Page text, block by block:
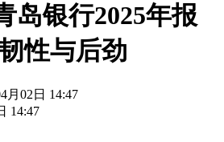
评论 经济 军事
岛银行2025年报
性与后劲
月02日 14:47
14:47